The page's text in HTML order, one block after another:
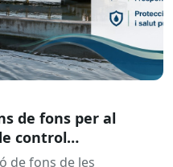
de fons per al
control
2025 i liquidat l’any
de fons de les